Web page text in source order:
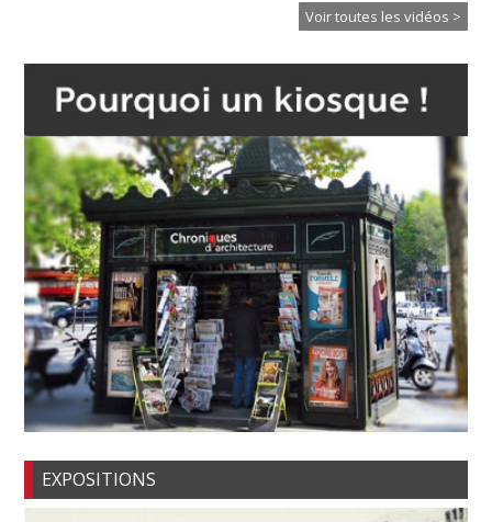
Voir toutes les vidéos >
EXPOSITIONS